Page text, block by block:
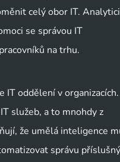
celý obor IT. Analytici
se správou IT
na trhu.
oddělení v organizacích.
služeb, a to mnohdy z
že umělá inteligence
správu